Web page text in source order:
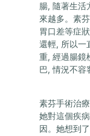
腸, 隨著生活
來越多。素
胃口差等症
還輕, 所以一
重, 經過腸鏡
巴, 情況不容
素芬手術治
她對這個疾
因。她想到